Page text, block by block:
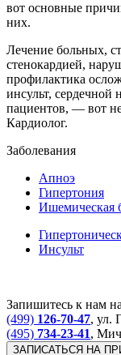
вот основные
них.
Лечение больных,
стенокардией,
профилактика
инсульт, сердечной
пациентов, — вот
Кардиолог.
Заболевания
Апноэ
Гипертония
Ишемическая
Инсульт
Запишитесь к нам
(499) 126-70-47, ул.
(495) 734-23-41,
ЗАПИСАТЬСЯ НА